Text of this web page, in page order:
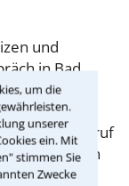
um die
unserer
ein. Mit
stimmen Sie
Zwecke
und
in Bad
einen Rückruf
wir Ihnen
das